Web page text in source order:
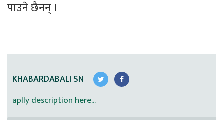
पाउने छैनन् ।
KHABARDABALI SN
aplly description here...